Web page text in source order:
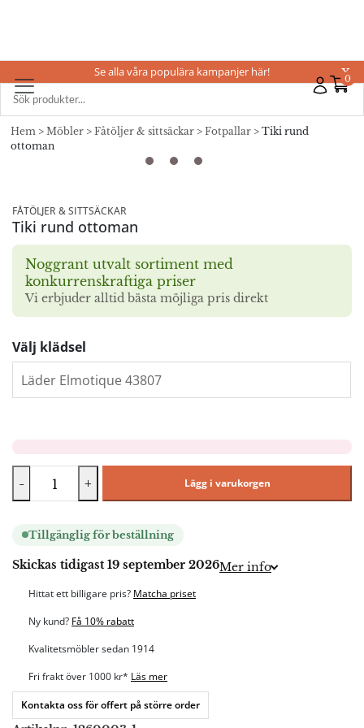
0
Se alla våra populära kampanjer här! X
Hem > Möbler > Fåtöljer & sittsäckar > Fotpallar > Tiki rund
ottoman
FÅTÖLJER & SITTSÄCKAR
Tiki rund ottoman
Noggrant utvalt sortiment med
konkurrenskraftiga priser
Vi erbjuder alltid bästa möjliga pris direkt
Välj klädsel
- + Lägg i varukorgen
Tillgänglig för beställning
Skickas tidigast 19 september 2026Mer info
Hittat ett billigare pris? Matcha priset
Ny kund? Få 10% rabatt
Kvalitetsmöbler sedan 1914
Fri frakt över 1000 kr* Läs mer
Kontakta oss för offert på större order